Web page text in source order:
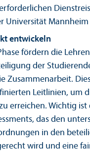
Universität
entwickeln
fördern die
der
Zusammenarbeit.
Leitlinien, um
erreichen. Wichtig ist
das den
in den
wird und eine